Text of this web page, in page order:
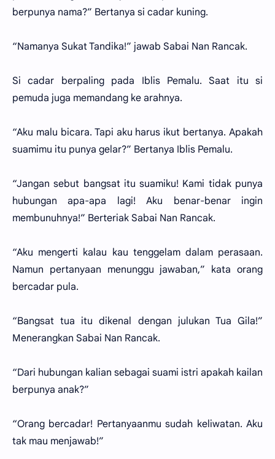
berpunya nama?” Bertanya si cadar kuning.
“Namanya Sukat Tandika!” jawab Sabai Nan Rancak.
Si cadar berpaling pada Iblis Pemalu. Saat itu si
pemuda juga memandang ke arahnya.
“Aku malu bicara. Tapi aku harus ikut bertanya. Apakah
suamimu itu punya gelar?” Bertanya Iblis Pemalu.
“Jangan sebut bangsat itu suamiku! Kami tidak punya
hubungan apa-apa lagi! Aku benar-benar ingin
membunuhnya!” Berteriak Sabai Nan Rancak.
“Aku mengerti kalau kau tenggelam dalam perasaan.
Namun pertanyaan menunggu jawaban,” kata orang
bercadar pula.
“Bangsat tua itu dikenal dengan julukan Tua Gila!”
Menerangkan Sabai Nan Rancak.
“Dari hubungan kalian sebagai suami istri apakah kailan
berpunya anak?”
“Orang bercadar! Pertanyaanmu sudah keliwatan. Aku
tak mau menjawab!”